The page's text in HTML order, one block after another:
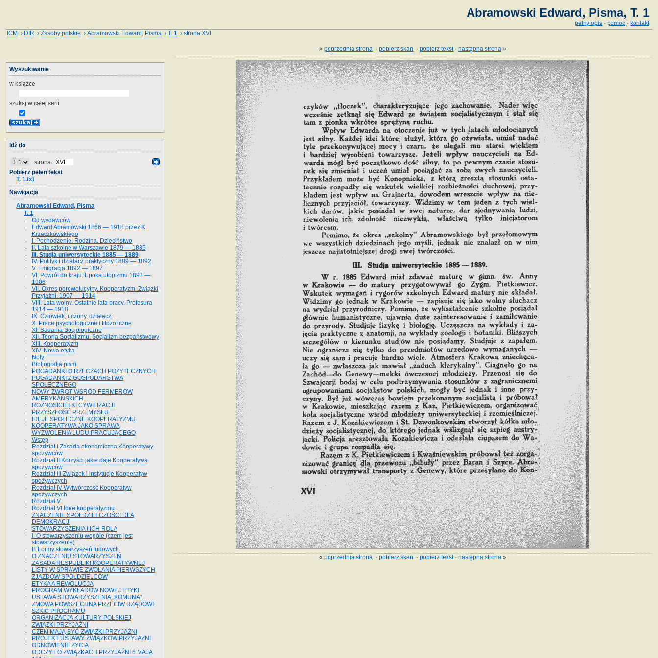
Abramowski Edward, Pisma, T. 1
pełny opis · pomoc · kontakt
ICM › DIR ›Zasoby polskie ›Abramowski Edward, Pisma ›T. 1 › strona XVI
«poprzednia strona ·pobierz skan ·pobierz tekst·następna strona »
«poprzednia strona ·pobierz skan ·pobierz tekst·następna strona »
Wyszukiwanie
w książce
szukaj w całej serii
Idź do
strona:
Pobierz pełen tekst
T. 1.txt
Nawigacja
Abramowski Edward, Pisma
T. 1
Od wydawców
Edward Abramowski 1866 — 1918 przez K.
Krzeczkowskiego
I. Pochodzenie. Rodzina. Dzieciństwo
II. Lata szkolne w Warszawie 1879 — 1885
III. Studja uniwersyteckie 1885 — 1889
IV. Polityk i działacz praktyczny 1889 — 1892
V. Emigracja 1892 — 1897
VI. Powrót do kraju. Epoka utopizmu 1897 —
1906
VII. Okres porewolucyjny. Kooperatyzm. Związki
Przyjaźni. 1907 — 1914
VIII. Lata wojny. Ostatnie lata pracy. Profesura
1914 — 1918
IX. Człowiek, uczony, działacz
X. Prace psychologiczne i filozoficzne
XI. Badania Socjologiczne
XII. Teorja Socjalizmu. Socjalizm bezpaństwowy
XIII. Kooperatyzm
XIV. Nowa etyka
Noty
Bibljografja pism
POGADANKI O RZECZACH POŻYTECZNYCH
POGADANKI Z GOSPODARSTWA
SPOŁECZNEGO
NOWY ZWROT WŚRÓD FERMERÓW
AMERYKAŃSKICH
ROZNOSICIELKI CYWILIZACJI
PRZYSZŁOŚĆ PRZEMYSŁU
IDEJE SPOŁECZNE KOOPERATYZMU
KOOPERATYWA JAKO SPRAWA
WYZWOLENIA LUDU PRACUJĄCEGO
Wstęp
Rozdział I Zasada ekonomiczna Kooperatywy
spożywców
Rozdział II Korzyści jakie daje Kooperatywa
spożywców
Rozdział III Związek i instytucje Kooperatyw
spożywczych
Rozdział IV Wytwórczość Kooperatyw
spożywczych
Rozdział V
Rozdział VI Idee kooperatyzmu
ZNACZENIE SPÓŁDZIELCZOŚCI DLA
DEMOKRACJI
STOWARZYSZENIA I ICH ROLA
I. O stowarzyszeniu wogóle (czem jest
stowarzyszenie)
II. Formy stowarzyszeń ludowych
O ZNACZENIU STOWARZYSZEŃ
ZASADA RESPUBLIKI KOOPERATYWNEJ
LISTY W SPRAWIE ZWOŁANIA PIERWSZYCH
ZJAZDÓW SPÓŁDZIELCÓW
ETYKA A REWOLUCJA
PROGRAM WYKŁADÓW NOWEJ ETYKI
USTAWA STOWARZYSZENIA „KOMUNA"
ZMOWA POWSZECHNA PRZECIW RZĄDOWI
SZKIC PROGRAMU
ORGANIZACJA KULTURY POLSKIEJ
ZWIĄZKI PRZYJAŹNI
CZEM MAJĄ BYĆ ZWIĄZKI PRZYJAŹNI
PROJEKT USTAWY ZWIĄZKÓW PRZYJAŹNI
ODNOWIENIE ŻYCIA
ODCZYT O ZWIĄZKACH PRZYJAŹNI 6 MAJA